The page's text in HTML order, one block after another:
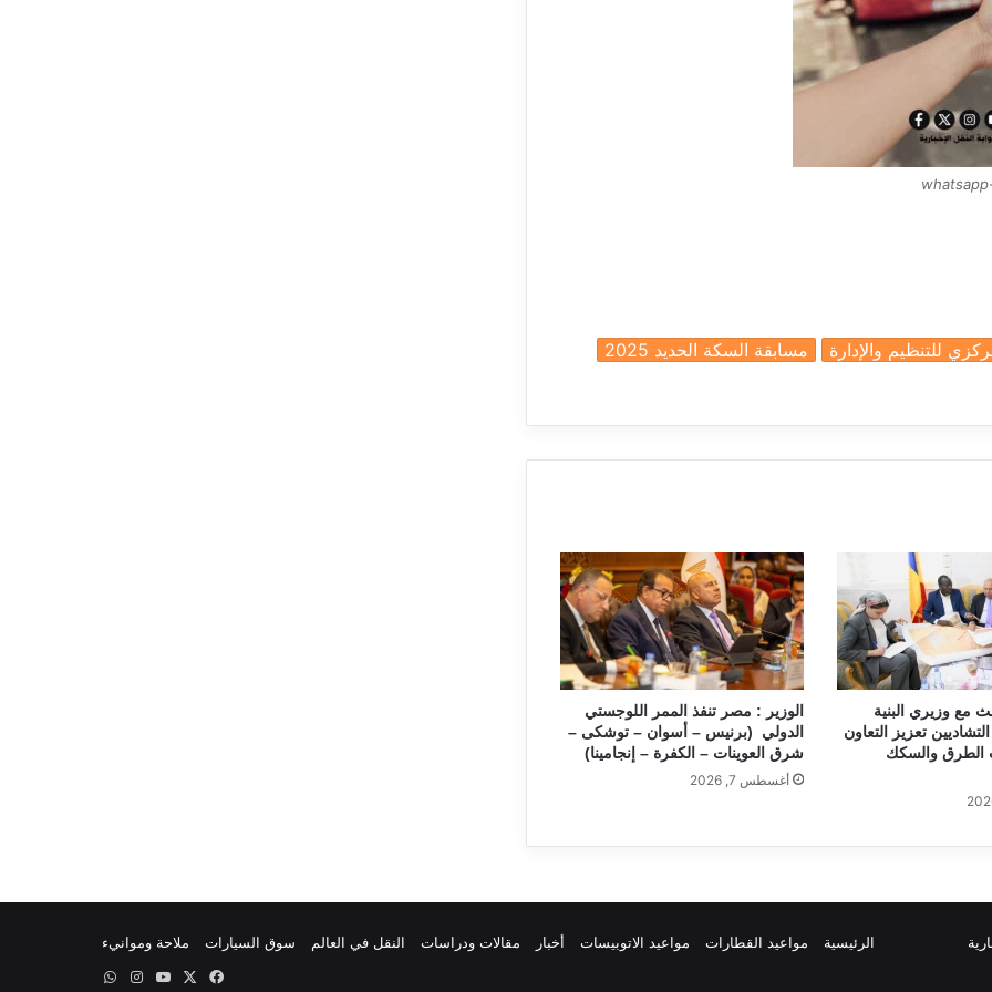
للتنظيم والإدارة
مسابقة السكة الحديد 2025
مع وزيري البنية
التشاديين تعزيز التعاون
والسكك
الوزير : مصر تنفذ الممر اللوجستي
الدولي (برنيس – أسوان – توشكى –
شرق العوينات – الكفرة – إنجامينا)
أغسطس 7, 2026
الرئيسية مواعيد القطارات مواعيد الاتوبيسات أخبار مقالات ودراسات النقل في العالم سوق السيارات
ملاحة وموانيء
فيسبوك
‫YouTubeانستقرام